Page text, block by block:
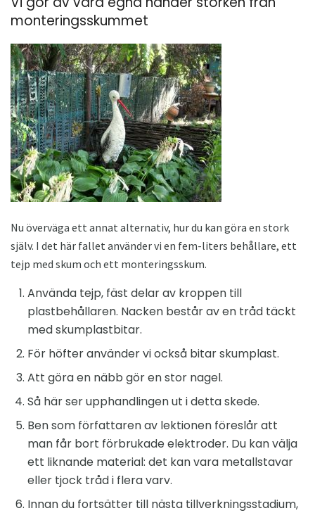
monteringsskummet
Nu överväga ett annat alternativ, hur du kan göra en stork
själv. I det här fallet använder vi en fem-liters behållare, ett
tejp med skum och ett monteringsskum.
Använda tejp, fäst delar av kroppen till
plastbehållaren. Nacken består av en tråd täckt
med skumplastbitar.
För höfter använder vi också bitar skumplast.
Att göra en näbb gör en stor nagel.
Så här ser upphandlingen ut i detta skede.
Ben som författaren av lektionen föreslår att
man får bort förbrukade elektroder. Du kan välja
ett liknande material: det kan vara metallstavar
eller tjock tråd i flera varv.
Innan du fortsätter till nästa tillverkningsstadium,